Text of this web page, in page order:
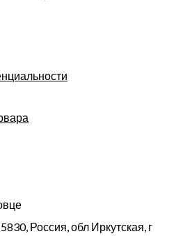
Россия, обл Иркутская, г